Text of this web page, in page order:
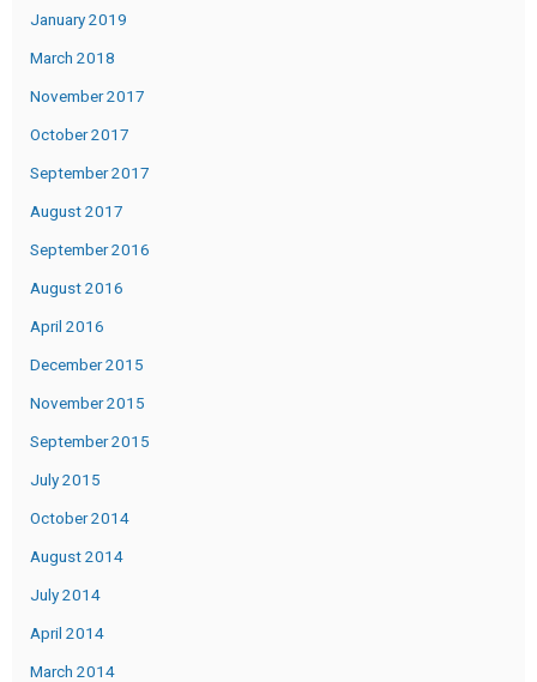
January 2019
March 2018
November 2017
October 2017
September 2017
August 2017
September 2016
August 2016
April 2016
December 2015
November 2015
September 2015
July 2015
October 2014
August 2014
July 2014
April 2014
March 2014